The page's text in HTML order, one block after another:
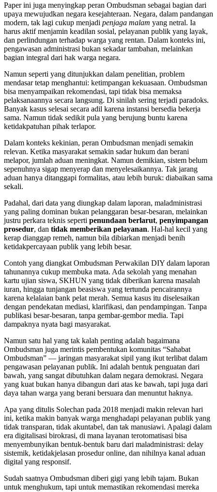
Paper ini juga menyingkap peran Ombudsman sebagai bagian dari
upaya mewujudkan negara kesejahteraan. Negara, dalam pandangan
modern, tak lagi cukup menjadi penjaga malam yang netral. Ia
harus aktif menjamin keadilan sosial, pelayanan publik yang layak,
dan perlindungan terhadap warga yang rentan. Dalam konteks ini,
pengawasan administrasi bukan sekadar tambahan, melainkan
bagian integral dari hak warga negara.
Namun seperti yang ditunjukkan dalam penelitian, problem
mendasar tetap menghantui: ketimpangan kekuasaan. Ombudsman
bisa menyampaikan rekomendasi, tapi tidak bisa memaksa
pelaksanaannya secara langsung. Di sinilah sering terjadi paradoks.
Banyak kasus selesai secara adil karena instansi bersedia bekerja
sama. Namun tidak sedikit pula yang berujung buntu karena
ketidakpatuhan pihak terlapor.
Dalam konteks kekinian, peran Ombudsman menjadi semakin
relevan. Ketika masyarakat semakin sadar hukum dan berani
melapor, jumlah aduan meningkat. Namun demikian, sistem belum
sepenuhnya sigap menyerap dan menyelesaikannya. Tak jarang
aduan hanya ditanggapi formalitas, atau lebih buruk: diabaikan sama
sekali.
Padahal, dari data yang diungkap dalam laporan, maladministrasi
yang paling dominan bukan pelanggaran besar-besaran, melainkan
justru perkara teknis seperti penundaan berlarut, penyimpangan
prosedur, dan tidak memberikan pelayanan. Hal-hal kecil yang
kerap dianggap remeh, namun bila dibiarkan menjadi benih
ketidakpercayaan publik yang lebih besar.
Contoh yang diangkat Ombudsman Perwakilan DIY dalam laporan
tahunannya cukup membuka mata. Ada sekolah yang menahan
kartu ujian siswa, SKHUN yang tidak diberikan karena masalah
iuran, hingga tunjangan beasiswa yang tertunda pencairannya
karena kelalaian bank pelat merah. Semua kasus itu diselesaikan
dengan pendekatan mediasi, klarifikasi, dan pendampingan. Tanpa
publikasi besar-besaran, tanpa gembar-gembor media. Tapi
dampaknya nyata bagi masyarakat.
Namun satu hal yang tak kalah penting adalah bagaimana
Ombudsman juga merintis pembentukan komunitas “Sahabat
Ombudsman” — jaringan masyarakat sipil yang ikut terlibat dalam
pengawasan pelayanan publik. Ini adalah bentuk penguatan dari
bawah, yang sangat dibutuhkan dalam negara demokrasi. Negara
yang kuat bukan hanya dibangun dari atas ke bawah, tapi juga dari
daya tahan warga yang berani bersuara dan menuntut haknya.
Apa yang ditulis Solechan pada 2018 menjadi makin relevan hari
ini, ketika makin banyak warga menghadapi pelayanan publik yang
tidak transparan, tidak akuntabel, dan tak manusiawi. Apalagi dalam
era digitalisasi birokrasi, di mana layanan terotomatisasi bisa
menyembunyikan bentuk-bentuk baru dari maladministrasi: delay
sistemik, ketidakjelasan prosedur online, dan nihilnya kanal aduan
digital yang responsif.
Sudah saatnya Ombudsman diberi gigi yang lebih tajam. Bukan
untuk menghukum, tapi untuk memastikan rekomendasi mereka